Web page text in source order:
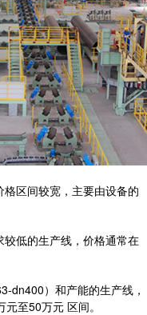
区间较宽，主要由设备的
低的生产线，价格通常在
dn400）和产能的生产线，
至50万元 区间。